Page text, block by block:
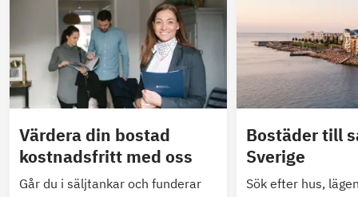
Värdera din bostad
kostnadsfritt med oss
Går du i säljtankar och funderar
Bostäder till
Sverige
Sök efter hus,